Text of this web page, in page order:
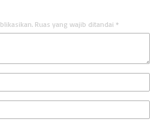
Ruas yang wajib ditandai *